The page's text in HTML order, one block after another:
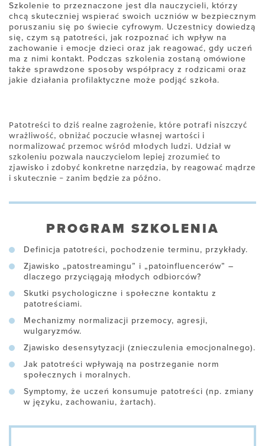
Szkolenie to przeznaczone jest dla nauczycieli, którzy
chcą skuteczniej wspierać swoich uczniów w bezpiecznym
poruszaniu się po świecie cyfrowym. Uczestnicy dowiedzą
się, czym są patotreści, jak rozpoznać ich wpływ na
zachowanie i emocje dzieci oraz jak reagować, gdy uczeń
ma z nimi kontakt. Podczas szkolenia zostaną omówione
także sprawdzone sposoby współpracy z rodzicami oraz
jakie działania profilaktyczne może podjąć szkoła.
Patotreści to dziś realne zagrożenie, które potrafi niszczyć
wrażliwość, obniżać poczucie własnej wartości i
normalizować przemoc wśród młodych ludzi. Udział w
szkoleniu pozwala nauczycielom lepiej zrozumieć to
zjawisko i zdobyć konkretne narzędzia, by reagować mądrze
i skutecznie – zanim będzie za późno.
PROGRAM SZKOLENIA
Definicja patotreści, pochodzenie terminu, przykłady.
Zjawisko „patostreamingu” i „patoinfluencerów” –
dlaczego przyciągają młodych odbiorców?
Skutki psychologiczne i społeczne kontaktu z
patotreściami.
Mechanizmy normalizacji przemocy, agresji,
wulgaryzmów.
Zjawisko desensytyzacji (znieczulenia emocjonalnego).
Jak patotreści wpływają na postrzeganie norm
społecznych i moralnych.
Symptomy, że uczeń konsumuje patotreści (np. zmiany
w języku, zachowaniu, żartach).